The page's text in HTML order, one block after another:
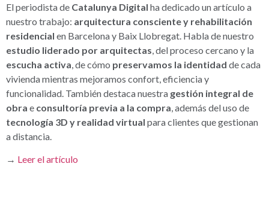
El periodista de Catalunya Digital ha dedicado un artículo a
nuestro trabajo: arquitectura consciente y rehabilitación
residencial en Barcelona y Baix Llobregat. Habla de nuestro
estudio liderado por arquitectas, del proceso cercano y la
escucha activa, de cómo preservamos la identidad de cada
vivienda mientras mejoramos confort, eficiencia y
funcionalidad. También destaca nuestra gestión integral de
obra e consultoría previa a la compra, además del uso de
tecnología 3D y realidad virtual para clientes que gestionan
a distancia.
→ Leer el artículo